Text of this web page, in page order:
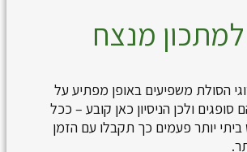
מנצח
הסולת משפיעים באופן מפתיע על
ולכן הניסיון כאן קובע – ככל
ביתי יותר פעמים כך תקבלו עם הזמן